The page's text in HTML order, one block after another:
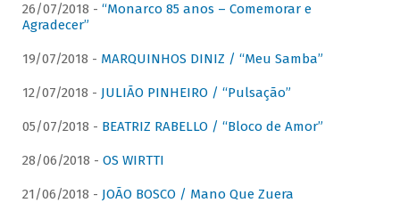
26/07/2018 - “Monarco 85 anos – Comemorar e
Agradecer”
19/07/2018 - MARQUINHOS DINIZ / “Meu Samba”
12/07/2018 - JULIÃO PINHEIRO / “Pulsação”
05/07/2018 - BEATRIZ RABELLO / “Bloco de Amor”
28/06/2018 - OS WIRTTI
21/06/2018 - JOÃO BOSCO / Mano Que Zuera